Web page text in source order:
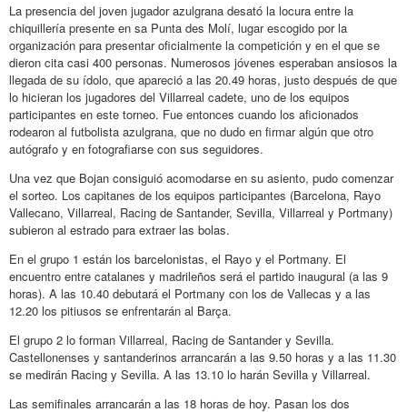
La presencia del joven jugador azulgrana desató la locura entre la
chiquillería presente en sa Punta des Molí, lugar escogido por la
organización para presentar oficialmente la competición y en el que se
dieron cita casi 400 personas. Numerosos jóvenes esperaban ansiosos la
llegada de su ídolo, que apareció a las 20.49 horas, justo después de que
lo hicieran los jugadores del Villarreal cadete, uno de los equipos
participantes en este torneo. Fue entonces cuando los aficionados
rodearon al futbolista azulgrana, que no dudo en firmar algún que otro
autógrafo y en fotografiarse con sus seguidores.
Una vez que Bojan consiguió acomodarse en su asiento, pudo comenzar
el sorteo. Los capitanes de los equipos participantes (Barcelona, Rayo
Vallecano, Villarreal, Racing de Santander, Sevilla, Villarreal y Portmany)
subieron al estrado para extraer las bolas.
En el grupo 1 están los barcelonistas, el Rayo y el Portmany. El
encuentro entre catalanes y madrileños será el partido inaugural (a las 9
horas). A las 10.40 debutará el Portmany con los de Vallecas y a las
12.20 los pitiusos se enfrentarán al Barça.
El grupo 2 lo forman Villarreal, Racing de Santander y Sevilla.
Castellonenses y santanderinos arrancarán a las 9.50 horas y a las 11.30
se medirán Racing y Sevilla. A las 13.10 lo harán Sevilla y Villarreal.
Las semifinales arrancarán a las 18 horas de hoy. Pasan los dos